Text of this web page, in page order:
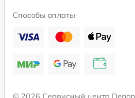
Способы оплаты